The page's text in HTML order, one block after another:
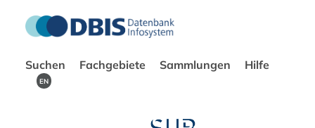
Suchen Fachgebiete Sammlungen Hilfe
EN